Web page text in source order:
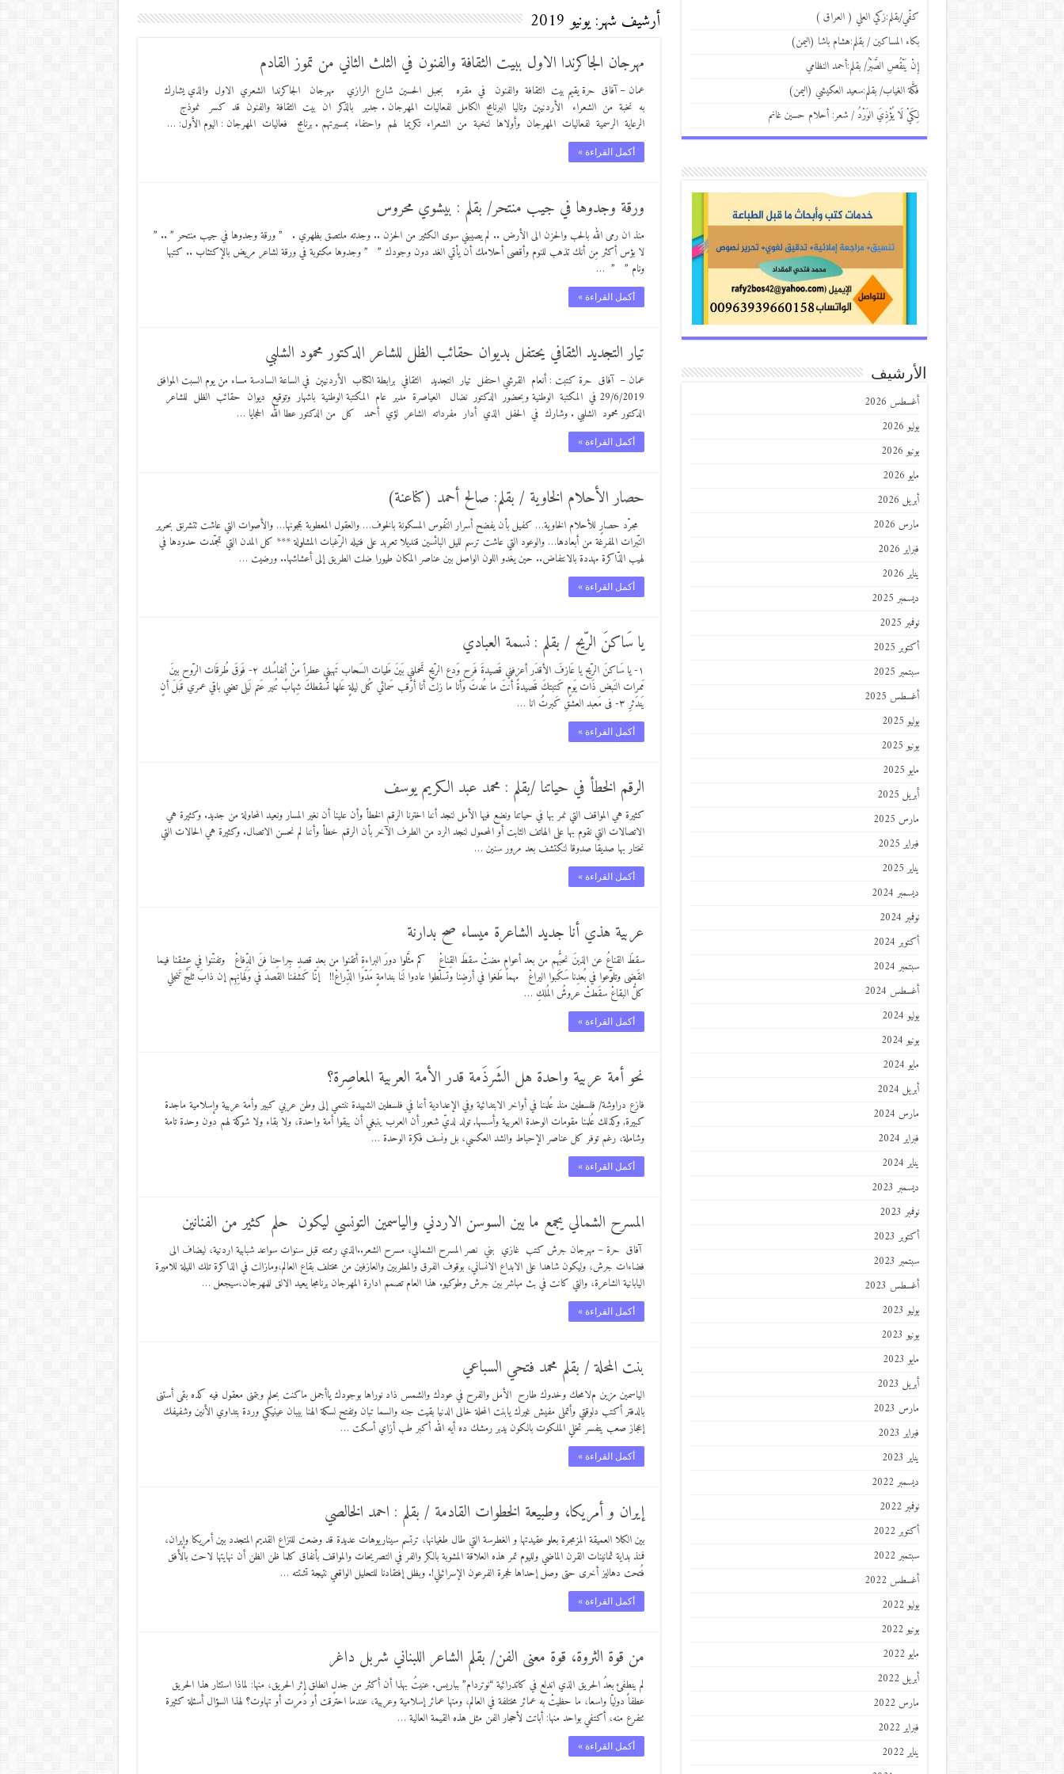
أرشيف شهر:يونيو 2019
مهرجان الجاكرندا الاول ببيت الثقافة والفنون في الثلث الثاني من تموز القادم
عمان – آفاق حرة يقيم بيت الثقافة والفنون في مقره بجبل الحسين شارع الرازي مهرجان الجاكرندا الشعري الاول والذي يشارك
به نخبة من الشعراء الأردنيين وتاليا البرنامج الكامل لفعاليات المهرجان . جدير بالذكر ان بيت الثقافة والفنون قد كسر نموذج
الرعاية الرسمية لفعاليات المهرجان وأولاها لنخبة من الشعراء تكريما لهم واحتفاء بمسيرتهم . برنامج فعاليات المهرجان : اليوم الأول: …
أكمل القراءة »
ورقة وجدوها في جيب منتحر/ بقلم : بيشوي محروس
منذ ان رمى الله بالحب والحزن الى الأرض .. لم يصيبني سوى الكثير من الحزن .. وجدته ملتصق بظهري . ” ورقة وجدوها في جيب منتحر ” .. ”
لا بؤس أكثر مِن أنك تذهب للنوم وأقصى أحلامك أن يأتي الغد دون وجودك ” ” وجدوها مكتوبة في ورقة لشاعر مريض بالإكتئاب .. كتبها
ونام ” ” …
أكمل القراءة »
تيار التجديد الثقافي يحتفل بديوان حقائب الظل للشاعر الدكتور محمود الشلبي
عمان – آفاق حرة كتبت : أنعام القرشي احتفل تيار التجديد الثقافي برابطة الكتاب الأردنيين في الساعة السادسة مساء من يوم السبت الموافق
29/6/2019 في المكتبة الوطنية وبحضور الدكتور نضال العياصرة مدير عام المكتبة الوطنية باشهار وتوقيع ديوان حقائب الظل للشاعر
الدكتور محمود الشلبي . وشارك في الحفل الذي أدار مفرداته الشاعر لؤي أحمد كل من الدكتور عطا الله الحجايا …
أكمل القراءة »
حصار الأحلام الخاوية / بقلم: صالح أحمد (كناعنة)
مجرّد حصارٍ للأحلام الخاوية… كفيل بأن يفضح أسرار النّفوس المسكونة بالخوف… والعقول المعطوبة بمجونها… والأصوات التي عاشت تتشرنق بحرير
النّبرات المفرغة من أبعادها… والوعود التي عاشت ترسم لليل البائسين قنديلا تعربد على فتيله الرّغبات المشلولة *** كل المدن التي تجمّدت حدودها في
لهيب الذّاكرة مهددة بالانتفاض.. حين يغدو اللون الواصل بين عناصر المكان طيورا ضلت الطريق إلى أعشاشها.. ورضيت …
أكمل القراءة »
يا سَاكنَ الرّيح / بقلم : نسمة العبادي
١- يا سَاكنَ الرّيح يا عَازفَ الأقدَر أعزفني قَصيدةَ فَرح وَدع الرّيح تَحملني بَينَ طَيات السَحاب تَهبني عطراً منْ أنفاسُك ٢- فَوقَ طُرقَات الرّوح بينَ
مَمرات النَبض ذَات يَومٍ كَتبتكَ قَصيدةً أنتَ ما عُدتَ وَأنا ما زلتُ أنا أرّقب سَمائي كُل ليلةٍ عَلها تُسقطكَ شِهابً تُنير عَتم لَيلى تضي باقي عمري قَبلَ أنٍ
يَندَثرِ ٣- فى مَعبد العشقِ كَبرتُ انا …
أكمل القراءة »
الرقم الخطأ في حياتنا /بقلم : محمد عبد الكريم يوسف
كثيرة هي المواقف التي نمر بها في حياتنا ونضع فيها الأمل لنجد أننا اخترنا الرقم الخطأ وأن علينا أن نغير المسار ونعيد المحاولة من جديد. وكثيرة هي
الاتصالات التي نقوم بها على الهاتف الثابت أو المحمول لنجد الرد من الطرف الآخر بأن الرقم خطأ وأننا لم نحسن الاتصال. وكثيرة هي الحالات التي
نختار بها صديقا صدوقا لنكتشف بعد مرور سنين …
أكمل القراءة »
عربية هذي أنا جديد الشاعرة ميساء صح بدارنة
سقطَ القناعُ عن الذينَ نحبُّهم من بعد أعوامٍ مضتْ سقطَ القِناعْ كم مثَّلوا دورَ البراءةِ أتقنوا من بعدِ قصدِ جِراحِنا فنَ الدِّفاعْ وتفنّنوا في عِشقنا فيما
انقَضى وتلوّعوا في بُعدِنا سَكَبوا اليراعْ مهما طَغوا في أرضِنا وتسلّطوا عادوا لَنا بندامةٍ مَدّوا الذِّراعْ!! إنّا كَشفنا القصدَ في وَلَهانِهِم إن ذابَ ثلجٌ تَنجلي
كلُّ البقاعْ سقَطتْ عروشُ المُلكِ …
أكمل القراءة »
نحو أمة عربية واحدة هل الشَرذَمة قدر الأمة العربية المعاصِرة؟
فازع دراوشة/ فلسطين منذ عُلمنا في أواخر الابتدائية وفي الإعدادية أننا في فلسطين الشهيدة ننتمي إلى وطن عربي كبير وأمة عربية وإسلامية ماجدة
كبيرة, وكذلك عُلمنا مقومات الوحدة العربية وأسسها, تولد لديّ شعور أن العرب ينبغي أن يبقوا أمة واحدة، ولا بقاء ولا شوكة لهم دون وحدة تامة
وشاملة، رغم توفر كل عناصر الإحباط والشد العكسي، بل ونسف فكرة الوحدة …
أكمل القراءة »
المسرح الشمالي يجمع ما بين السوسن الاردني والياسمين التونسي ليكون حلم كثير من الفنانين
آفاق حرة – مهرجان جرش كتب غازي بني نصر المسرح الشمالي، مسرح الشعر..الذي رممته قبل سنوات سواعد شبابية اردنية، ليضاف الى
فضاءات جرش، وليكون شاهدا على الابداع الانساني، بوقوف الفرق والمطربين والعازفين من مختلف بقاع العالم،ومازالت في الذاكرة تلك الليلة للاميرة
اليابانية الشاعرة، والتي كانت في بث مباشر بين جرش وطوكيو. هذا العام تصمم ادارة المهرجان برنامجا يعيد الالق للمهرجان،سيجعل …
أكمل القراءة »
بنت المحلة / بقلم محمد فتحي السباعي
الياسمين مزين مﻻمحك وخدوك طارح الأمل والفرح في عودك والشمس ذاد نوراها بوجودك ياأجمل ماكنت بحلم وبتمنى معقول فيه كده بقى أستنى
بالدفتر أكتب دلوقتي وأتملى مفيش غيرك يابنت المحلة خالى الدنيا بقيت جنه والسما تبان وتفتح لسكة الهنا بيبان عينيكي وردة بتداوي الأنين وشفيفك
إعجاز صعب يتفسر تخلي الملكوت بالكون يدبر رمشك ده أيه الله أكبر طب أزاي أسكت …
أكمل القراءة »
إيران و أمريكا، وطبيعة الخطوات القادمة / بقلم : احمد الخالصي
بين الكلا العميقة المزمجرة بعلو عقيدتها و الغطرسة التي طال طغيانها، ترتسم سيناريوهات عديدة قد وضعت للنزاع القديم المتجدد بين أمريكا وإيران،
فمنذ بداية ثمانينات القرن الماضي ولليوم تمر هذه العلاقة المشوبة بالكر والفر في التصريحات والمواقف بأنفاق كلما ظن الظن أن نهايتها لاحت بالأفق
فُتحت دهاليز أخرى حتى وصل إحداها لحجرة الفرعون الإسرائيلي!. وبظل إفتقادنا للتحليل الواقعي نتيجة تشتته …
أكمل القراءة »
من قوة الثروة، قوة معنى الفن/ بقلم الشاعر اللبناني شربل داغر
لم ينطفئ بعدُ الحريق الذي اندلع في كاتدرائية “نوتردام” بباريس. عنيتُ بهذا أن أكثر من جدلٍ انطلق إثر الحريق، منها: لماذا استثار هذا الحريق
عطفاً دوليّا واسعا، ما حظيتْ به عمائر مختلفة في العالم، ومنها عمائر إسلامية وعربية، عندما احترقت أو دُمرت أو تهاوت؟ لهذا السؤال أسئلة كثيرة
تتفرع منه، أكتفي بواحد منها: أباتت لأحجار الفن مثل هذه القيمة العالية …
أكمل القراءة »
كفّي/بقلم:زكي العلي ( العراق )
بكاء المساكين / بقلم:هشام باشا (اليمن)
إِنْ يَنْقُصِ الصَّبْرُ/ بقلم:أحمد النظامي
فكَّة الغياب/ بقلم:سعيد العكيشي (اليمن)
لِكَيْ لَا يُؤْذِيَ الوَرْدُ / شعر: أحلام حسين غانم
الأرشيف
أغسطس 2026
يوليو 2026
يونيو 2026
مايو 2026
أبريل 2026
مارس 2026
فبراير 2026
يناير 2026
ديسمبر 2025
نوفمبر 2025
أكتوبر 2025
سبتمبر 2025
أغسطس 2025
يوليو 2025
يونيو 2025
مايو 2025
أبريل 2025
مارس 2025
فبراير 2025
يناير 2025
ديسمبر 2024
نوفمبر 2024
أكتوبر 2024
سبتمبر 2024
أغسطس 2024
يوليو 2024
يونيو 2024
مايو 2024
أبريل 2024
مارس 2024
فبراير 2024
يناير 2024
ديسمبر 2023
نوفمبر 2023
أكتوبر 2023
سبتمبر 2023
أغسطس 2023
يوليو 2023
يونيو 2023
مايو 2023
أبريل 2023
مارس 2023
فبراير 2023
يناير 2023
ديسمبر 2022
نوفمبر 2022
أكتوبر 2022
سبتمبر 2022
أغسطس 2022
يوليو 2022
يونيو 2022
مايو 2022
أبريل 2022
مارس 2022
فبراير 2022
يناير 2022